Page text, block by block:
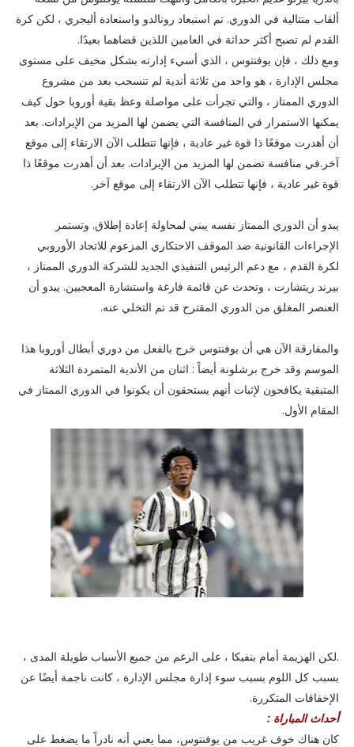
ألقاب متتالية في الدوري. تم استبعاد رونالدو واستعادة أليجري ، لكن كرة
القدم لم تصبح أكثر حداثة في العامين اللذين قضاهما بعيدًا.
ومع ذلك ، فإن يوفنتوس ، الذي أسيء إدارته بشكل مخيف على مستوى
مجلس الإدارة ، هو واحد من ثلاثة أندية لم تنسحب بعد من مشروع
الدوري الممتاز ، والتي تجرأت على مواصلة وعظ بقية أوروبا حول كيف
يمكنها الاستمرار في المنافسة التي يضمن لها المزيد من الإيرادات. بعد
أن أهدرت موقعًا ذا قوة غير عادية ، فإنها تتطلب الآن الارتقاء إلى موقع
آخر.في منافسة تضمن لها المزيد من الإيرادات. بعد أن أهدرت موقعًا ذا
قوة غير عادية ، فإنها تتطلب الآن الارتقاء إلى موقع آخر.
يبدو أن الدوري الممتاز نفسه يبني لمحاولة إعادة إطلاق. وتستمر
الإجراءات القانونية ضد الموقف الاحتكاري المزعوم للاتحاد الأوروبي
لكرة القدم ، مع دعم الرئيس التنفيذي الجديد للشركة الدوري الممتاز ،
بيرند ريتشارت ، وتحدث عن قائمة فارغة واستشارة المعجبين. يبدو أن
العنصر المغلق من الدوري المقترح قد تم التخلي عنه.
والمفارقة الآن هي أن يوفنتوس خرج بالفعل من دوري أبطال أوروبا هذا
الموسم وقد خرج برشلونة أيضاً : اثنان من الأندية المتمردة الثلاثة
المتبقية يكافحون لإثبات أنهم يستحقون أن يكونوا في الدوري الممتاز في
المقام الأول.
.لكن الهزيمة أمام بنفيكا ، على الرغم من جميع الأسباب طويلة المدى ،
بسبب كل اللوم بسبب سوء إدارة مجلس الإدارة ، كانت ناجمة أيضًا عن
الإخفاقات المتكررة.
أحداث المباراة :
كان هناك خوف غريب من يوفنتوس، مما يعني أنه نادراً ما يضغط على